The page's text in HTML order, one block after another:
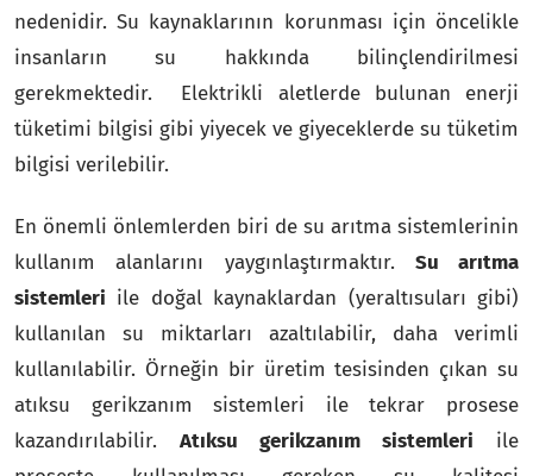
nedenidir. Su kaynaklarının korunması için öncelikle
insanların su hakkında bilinçlendirilmesi
gerekmektedir. Elektrikli aletlerde bulunan enerji
tüketimi bilgisi gibi yiyecek ve giyeceklerde su tüketim
bilgisi verilebilir.
En önemli önlemlerden biri de su arıtma sistemlerinin
kullanım alanlarını yaygınlaştırmaktır. Su arıtma
sistemleri ile doğal kaynaklardan (yeraltısuları gibi)
kullanılan su miktarları azaltılabilir, daha verimli
kullanılabilir. Örneğin bir üretim tesisinden çıkan su
atıksu gerikzanım sistemleri ile tekrar prosese
kazandırılabilir. Atıksu gerikzanım sistemleri ile